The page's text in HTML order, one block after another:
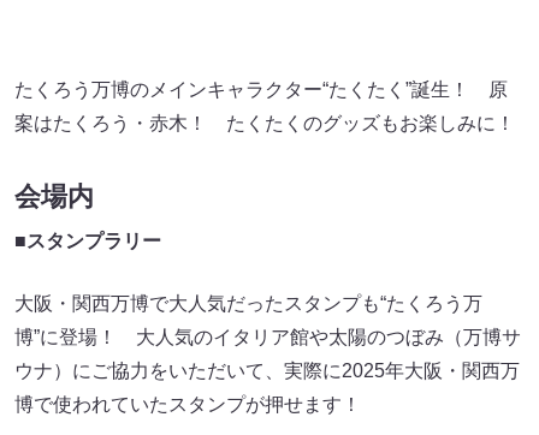
たくろう万博のメインキャラクター“たくたく”誕生！ 原
案はたくろう・赤木！ たくたくのグッズもお楽しみに！
会場内
■スタンプラリー
大阪・関西万博で大人気だったスタンプも“たくろう万
博”に登場！ 大人気のイタリア館や太陽のつぼみ（万博サ
ウナ）にご協力をいただいて、実際に2025年大阪・関西万
博で使われていたスタンプが押せます！